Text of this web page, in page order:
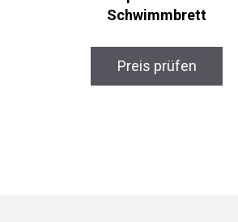
Schwimmbrett
Preis prüfen